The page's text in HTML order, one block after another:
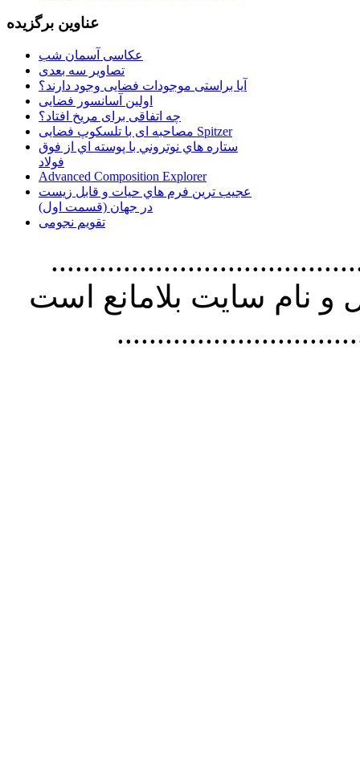
عناوین برگزیده
عکاسی آسمان شب
تصاویر سه بعدی
آیا براستی موجودات فضایی وجود دارند؟
اولین آسانسور فضایی
چه اتفاقی برای مریخ افتاد؟
مصاحبه ای با تلسکوپ فضایی Spitzer
ستاره هاي نوتروني با پوسته اي از فوق
فولاد
Advanced Composition Explorer
عجیب ترین فرم هاي حيات و قابل زيست
در جهان (قسمت اول)
تقویم نجومی
استفاده از
نام سايت بلامانع است